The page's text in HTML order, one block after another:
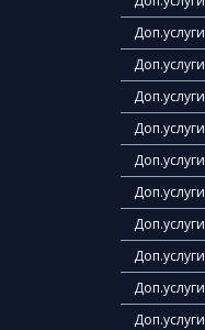
Доп.услуги
Доп.услуги
Доп.услуги
Доп.услуги
Доп.услуги
Доп.услуги
Доп.услуги
Доп.услуги
Доп.услуги
Доп.услуги